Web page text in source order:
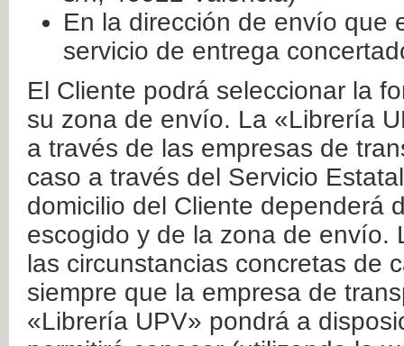
En la dirección de envío que
servicio de entrega
El Cliente podrá seleccionar la
su zona de envío. La «Librería
a través de las empresas de
caso a través del Servicio
domicilio del Cliente dependerá
escogido y de la zona de envío.
las circunstancias concretas de
siempre que la empresa de
«Librería UPV» pondrá a